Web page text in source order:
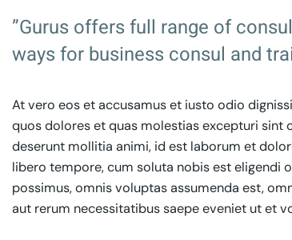
”Gurus offers full range of
ways for business consul and
At vero eos et accusamus et iusto odio
quos dolores et quas molestias excepturi
deserunt mollitia animi, id est laborum et
libero tempore, cum soluta nobis est eligendi
possimus, omnis voluptas assumenda est,
aut rerum necessitatibus saepe eveniet ut et